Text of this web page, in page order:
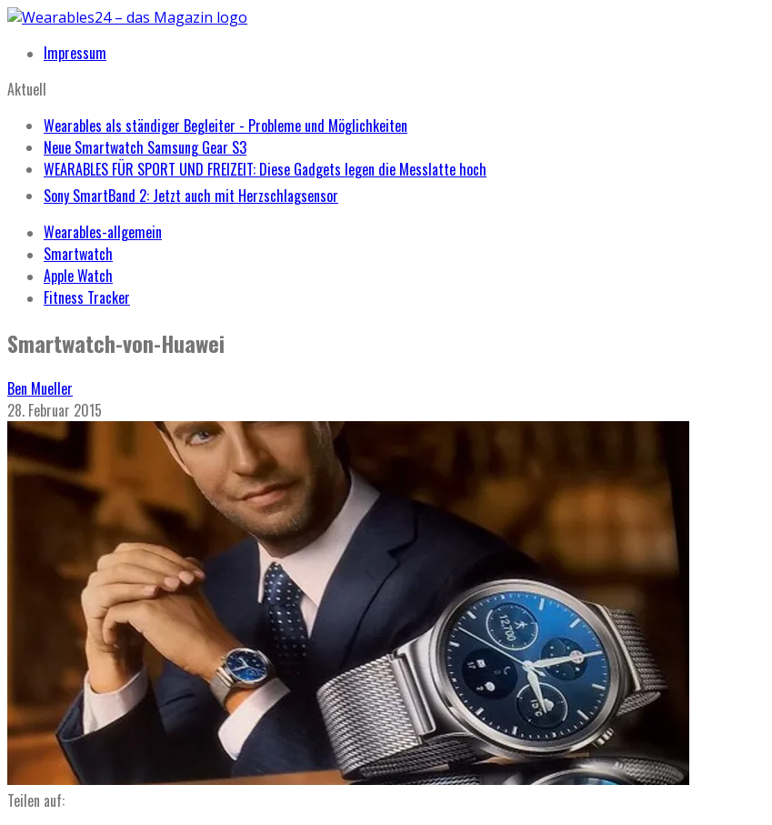
Impressum
Aktuell
Wearables als ständiger Begleiter - Probleme und Möglichkeiten
Neue Smartwatch Samsung Gear S3
WEARABLES FÜR SPORT UND FREIZEIT: Diese Gadgets legen die Messlatte hoch
Sony SmartBand 2: Jetzt auch mit Herzschlagsensor
Wearables-allgemein
Smartwatch
Apple Watch
Fitness Tracker
Smartwatch-von-Huawei
Ben Mueller
28. Februar 2015
Teilen auf: